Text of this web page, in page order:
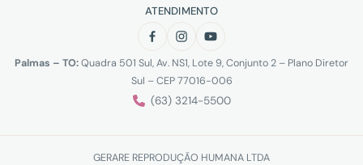
ATENDIMENTO
Palmas – TO:Quadra 501 Sul, Av. NS1, Lote 9, Conjunto 2 – Plano Diretor
Sul – CEP 77016-006
(63) 3214-5500
GERARE REPRODUÇÃO HUMANA LTDA